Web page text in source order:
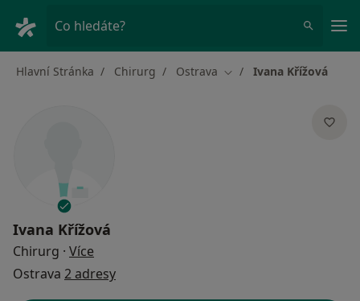
Co hledáte?
Hlavní Stránka Chirurg Ostrava Změna města
Ivana Křížová
Ivana Křížová
Chirurg · Více
Ostrava 2 adresy